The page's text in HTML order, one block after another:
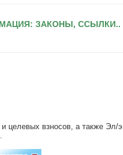
ЗАКОНЫ, ССЫЛКИ..
целевых взносов, а также Эл/